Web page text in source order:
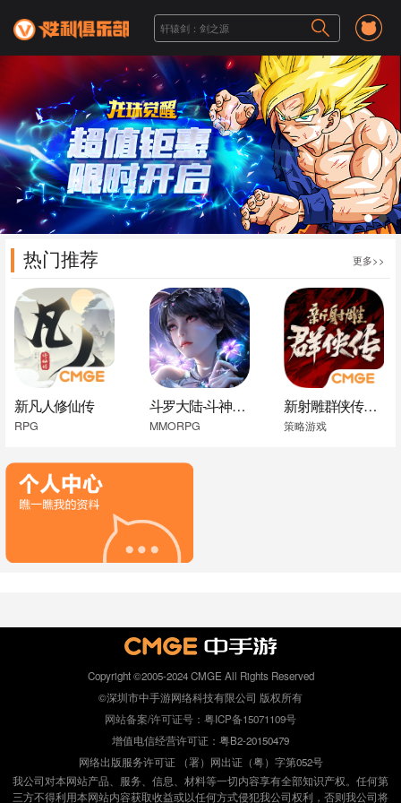
1 2
热门推荐 更多>>
新凡人修仙传
RPG
斗罗大陆-斗神再临
MMORPG
新射雕群侠传之铁血丹心
策略游戏
Copyright ©2005-2024 CMGE All Rights Reserved
©深圳市中手游网络科技有限公司 版权所有
网站备案/许可证号：粤ICP备15071109号
增值电信经营许可证：粤B2-20150479
网络出版服务许可证 （署）网出证（粤）字第052号
我公司对本网站产品、服务、信息、材料等一切内容享有全部知识产权。任何第
三方不得利用本网站内容获取收益或以任何方式侵犯我公司权利，否则我公司将